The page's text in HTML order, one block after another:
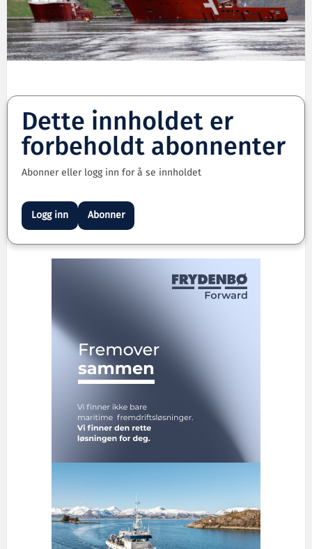
Dette innholdet er
forbeholdt abonnenter
Abonner eller logg inn for å se innholdet
Logg inn Abonner